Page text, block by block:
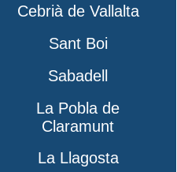
Cebrià de Vallalta
Sant Boi
Sabadell
La Pobla de
Claramunt
La Llagosta